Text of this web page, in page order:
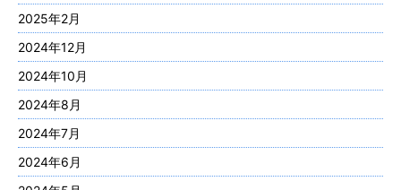
2025年2月
2024年12月
2024年10月
2024年8月
2024年7月
2024年6月